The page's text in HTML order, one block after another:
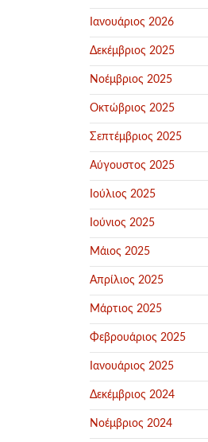
Ιανουάριος 2026
Δεκέμβριος 2025
Νοέμβριος 2025
Οκτώβριος 2025
Σεπτέμβριος 2025
Αύγουστος 2025
Ιούλιος 2025
Ιούνιος 2025
Μάιος 2025
Απρίλιος 2025
Μάρτιος 2025
Φεβρουάριος 2025
Ιανουάριος 2025
Δεκέμβριος 2024
Νοέμβριος 2024